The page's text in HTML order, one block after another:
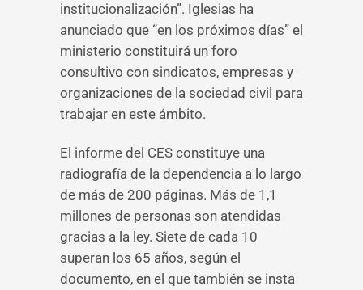
institucionalización”. Iglesias ha
anunciado que “en los próximos días” el
ministerio constituirá un foro
consultivo con sindicatos, empresas y
organizaciones de la sociedad civil para
trabajar en este ámbito.
El informe del CES constituye una
radiografía de la dependencia a lo largo
de más de 200 páginas. Más de 1,1
millones de personas son atendidas
gracias a la ley. Siete de cada 10
superan los 65 años, según el
documento, en el que también se insta